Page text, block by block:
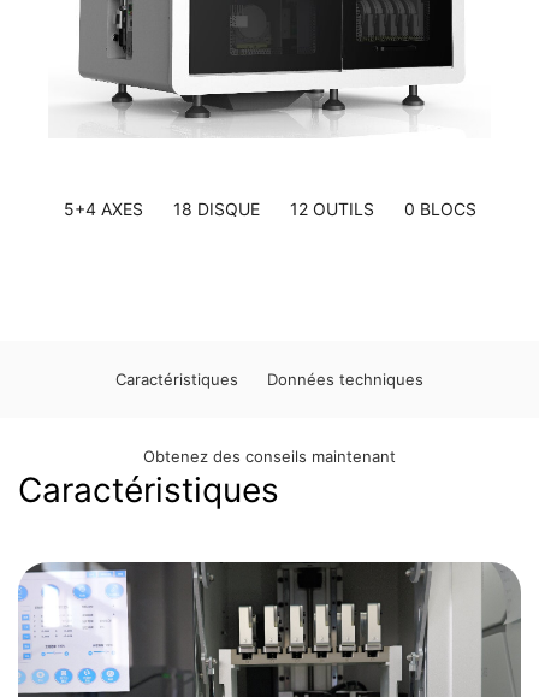
5+4 AXES 18 DISQUE 12 OUTILS 0 BLOCS
Caractéristiques Données techniques
Obtenez des conseils maintenant
Caractéristiques